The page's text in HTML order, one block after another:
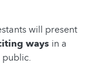
will present
ways in a